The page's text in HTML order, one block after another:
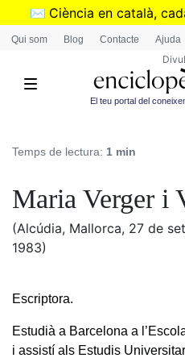
✉️ Ciència en català,
➜Subscriu-te al
Qui som Blog Contacte Ajuda
El teu portal del
Temps de lectura: 1 min
Maria Verger i
(Alcúdia, Mallorca, 27 de
1983)
Escriptora.
Estudià a Barcelona a
i assistí als Estudis